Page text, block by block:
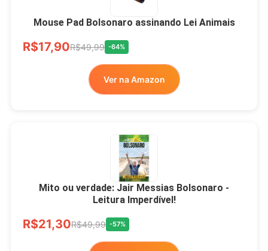
Mouse Pad Bolsonaro assinando Lei Animais
R$17,90R$49,99 -64%
Ver na Amazon
Mito ou verdade: Jair Messias Bolsonaro -
Leitura Imperdível!
R$21,30R$49,99 -57%